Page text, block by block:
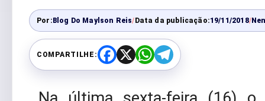
Por:Blog Do Maylson Reis/Data da publicação:19/11/2018/
COMPARTILHE:
F
a
b
X
W
h
s
T
e
g